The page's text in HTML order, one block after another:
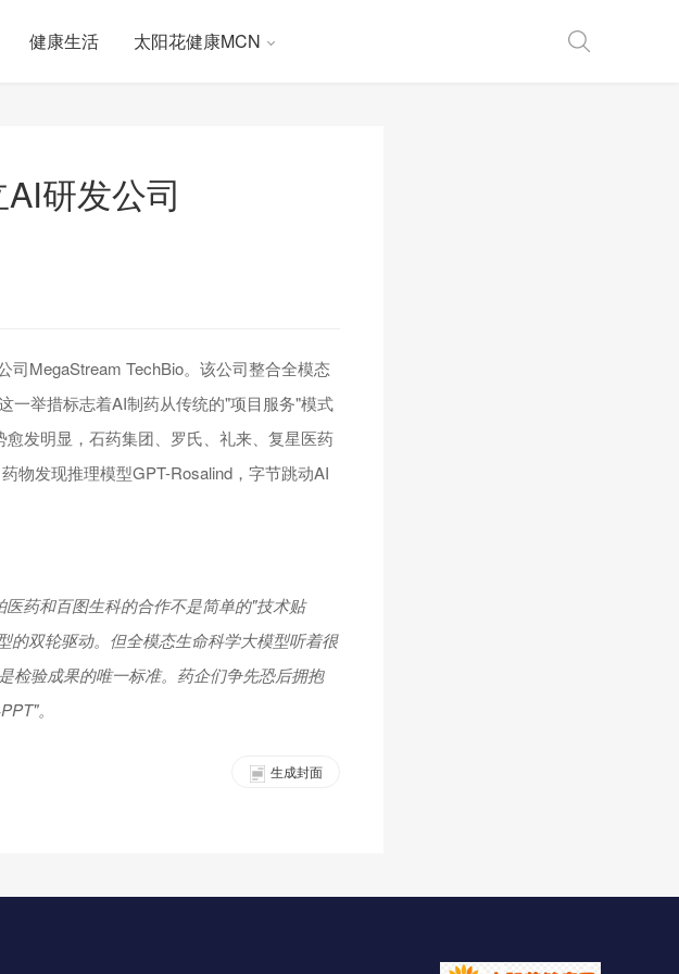
健康生活 太阳花健康MCN
研发公司
MegaStream TechBio。该公司整合全模态
一举措标志着AI制药从传统的"项目服务"模式
发明显，石药集团、罗氏、礼来、复星医药
物发现推理模型GPT-Rosalind，字节跳动AI
药和百图生科的合作不是简单的"技术贴
双轮驱动。但全模态生命科学大模型听着很
检验成果的唯一标准。药企们争先恐后拥抱
。
生成封面